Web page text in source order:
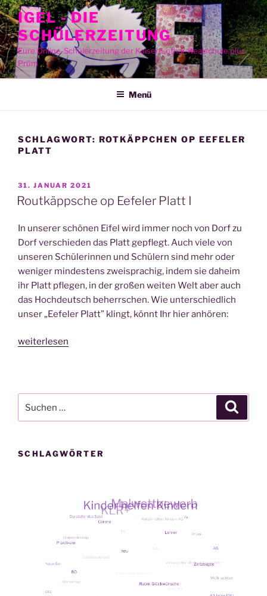
Zum
Inhalt
springen
IGEL - DIE
SCHÜLERZEITUNG
Eure Online-Schülerzeitung der Kaiser-Lothar-Realschule plus
Prüm
Menü
SCHLAGWORT: ROTKÄPPCHEN OP EEFELER
PLATT
VERÖFFENTLICHT
AM
31. JANUAR 2021
Routkäppsche op Eefeler Platt I
In unse­rer schö­nen Eifel wird immer noch von Dorf zu
Dorf ver­schie­den das Platt gepflegt. Auch vie­le von
unse­ren Schü­le­rin­nen und Schü­lern sind mehr oder
weni­ger min­des­tens zwei­spra­chig, indem sie daheim
ihr Platt pfle­gen, in der gro­ßen wei­ten Welt aber auch
das Hoch­deutsch beherr­schen. Wie unter­schied­lich
unser „Eefe­l­er Platt” klingt, könnt Ihr hier anhören:
„Rout­
Eefe­
weiterlesen
nach:
SCHLAGWÖRTER